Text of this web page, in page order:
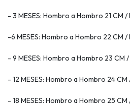
- 3 MESES: Hombro a Hombro 21 CM
-6 MESES: Hombro a Hombro 22 CM
- 9 MESES: Hombro a Hombro 23 CM
- 12 MESES: Hombro a Hombro 24
- 18 MESES: Hombro a Hombro 25